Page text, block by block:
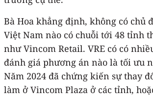
Bà Hoa khẳng định, không có chủ
Việt Nam nào có chuỗi tới 48 tỉnh
như Vincom Retail. VRE có có
đánh giá phương án nào là tối ưu
Năm 2024 đã chứng kiến sự thay
làm ở Vincom Plaza ở các tỉnh,